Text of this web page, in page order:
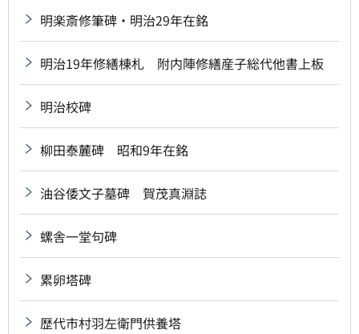
明楽斎修筆碑・明治29年在銘
明治19年修繕棟札 附内陣修繕産子総代他書上板
明治校碑
柳田泰麓碑 昭和9年在銘
油谷倭文子墓碑 賀茂真淵誌
螺舎一堂句碑
累卵塔碑
歴代市村羽左衛門供養塔